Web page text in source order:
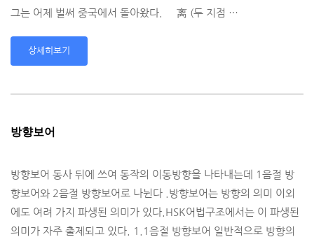
그는 어제 벌써 중국에서 돌아왔다. 离 (두 지점 …
상세히보기
방향보어
방향보어 동사 뒤에 쓰여 동작의 이동방향을 나타내는데 1음절 방
향보어와 2음절 방향보어로 나뉜다 .방향보어는 방향의 의미 이외
에도 여려 가지 파생된 의미가 있다.HSK어법구조에서는 이 파생된
의미가 자주 출제되고 있다. 1.1음절 방향보어 일반적으로 방향의